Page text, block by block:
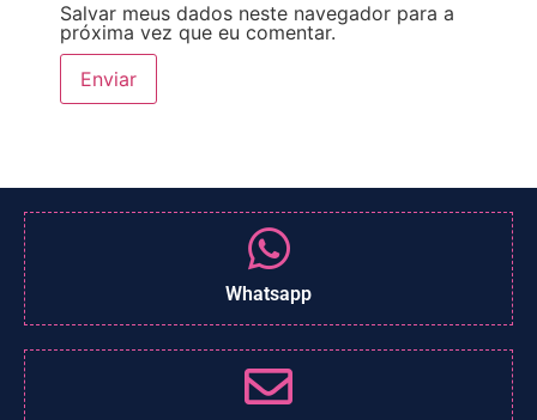
Salvar meus dados neste navegador para a
próxima vez que eu comentar.
Whatsapp